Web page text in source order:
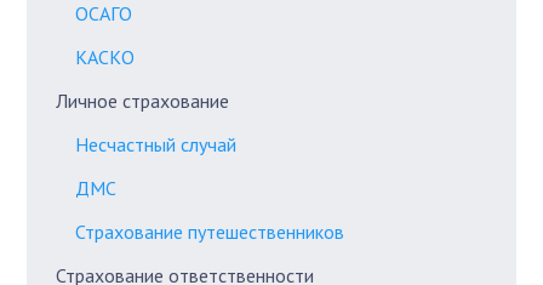
ОСАГО
КАСКО
Личное страхование
Несчастный случай
ДМС
Страхование путешественников
Страхование ответственности